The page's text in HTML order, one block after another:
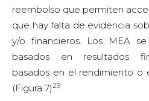
reembolso que permiten
que hay falta de evidencia
y/o financieros. Los MEA
basados en resultados
basados en el rendimiento o
(Figura 7)29